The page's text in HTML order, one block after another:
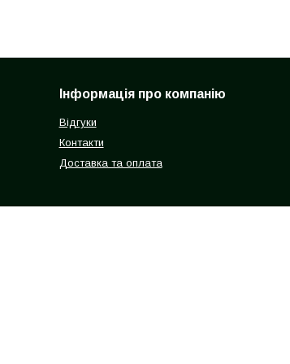
Інформація про компанію
Відгуки
Контакти
Доставка та оплата